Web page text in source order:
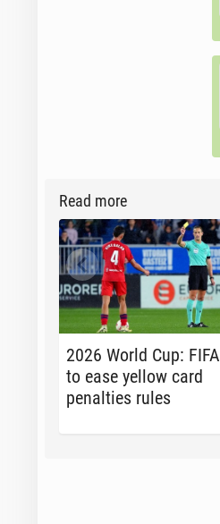
Read more
2026 World Cup: FIFA
to ease yellow card
penal­ties rules